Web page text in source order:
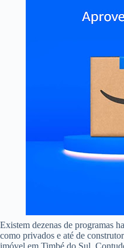
Existem dezenas de programas
como privados e até de
imóvel em Timbé do Sul.